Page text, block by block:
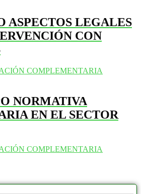
ASPECTOS LEGALES
CON
COMPLEMENTARIA
NORMATIVA
EN EL SECTOR
COMPLEMENTARIA